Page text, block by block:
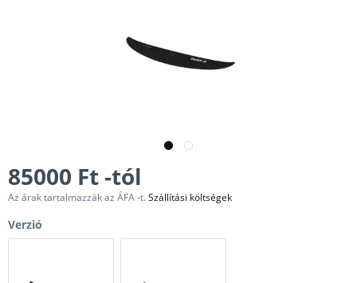
85000 Ft -tól
Az árak tartalmazzák az ÁFA -t.Szállítási költségek
Verzió